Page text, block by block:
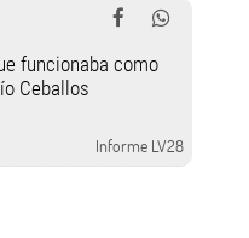
funcionaba como
Ceballos
Informe LV28